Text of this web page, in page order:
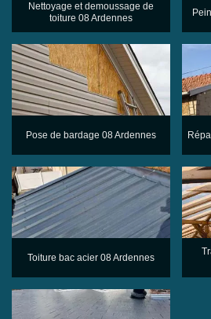
Nettoyage et demoussage de
toiture 08 Ardennes
Pose de bardage 08 Ardennes
Toiture bac acier 08 Ardennes